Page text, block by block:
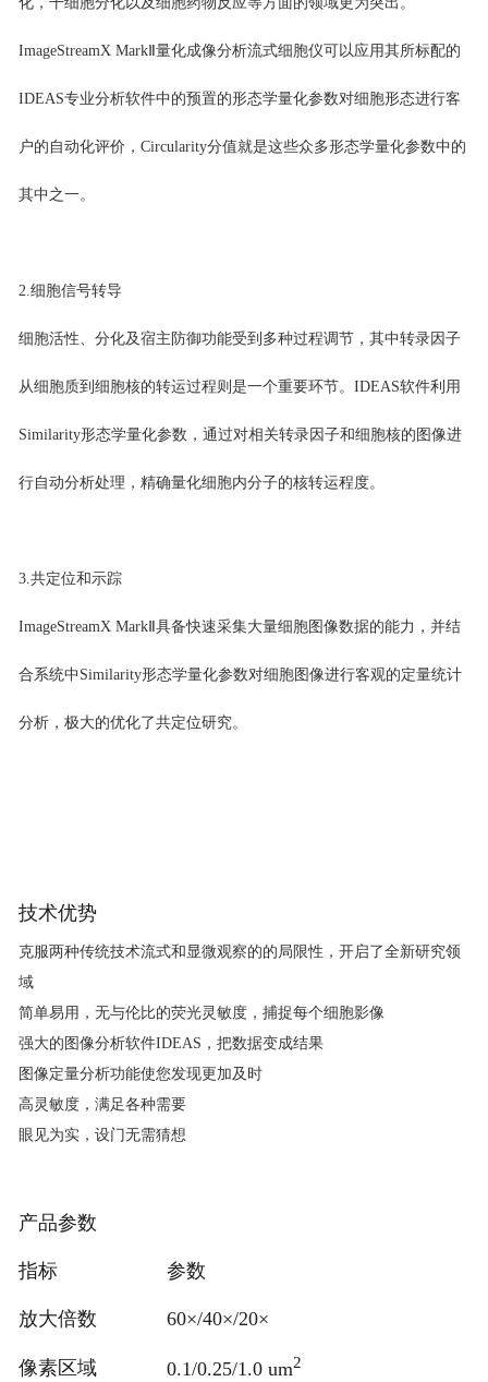
ImageStreamX MarkⅡ量化成像分析流式细胞仪可以应用其所标配的
IDEAS专业分析软件中的预置的形态学量化参数对细胞形态进行客
户的自动化评价，Circularity分值就是这些众多形态学量化参数中的
其中之一。
2.细胞信号转导
细胞活性、分化及宿主防御功能受到多种过程调节，其中转录因子
从细胞质到细胞核的转运过程则是一个重要环节。IDEAS软件利用
Similarity形态学量化参数，通过对相关转录因子和细胞核的图像进
行自动分析处理，精确量化细胞内分子的核转运程度。
3.共定位和示踪
ImageStreamX MarkⅡ具备快速采集大量细胞图像数据的能力，并结
合系统中Similarity形态学量化参数对细胞图像进行客观的定量统计
分析，极大的优化了共定位研究。
技术优势
克服两种传统技术流式和显微观察的的局限性，开启了全新研究领
域
简单易用，无与伦比的荧光灵敏度，捕捉每个细胞影像
强大的图像分析软件IDEAS，把数据变成结果
图像定量分析功能使您发现更加及时
高灵敏度，满足各种需要
眼见为实，设门无需猜想
产品参数
指标 参数
放大倍数 60×/40×/20×
像素区域 0.1/0.25/1.0 um2